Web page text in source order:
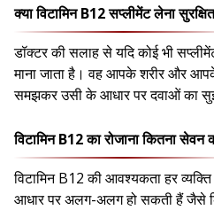
क्या विटामिन B12 सप्लीमेंट लेना
डॉक्टर की सलाह से यदि कोई भी
माना जाता है। वह आपके शरीर और आपके
समझकर उसी के आधार पर दवाओं का
विटामिन B12 का रोजाना कितना सेवन
विटामिन B12 की आवश्यकता हर
आधार पर अलग-अलग हो सकती हैं जैसे